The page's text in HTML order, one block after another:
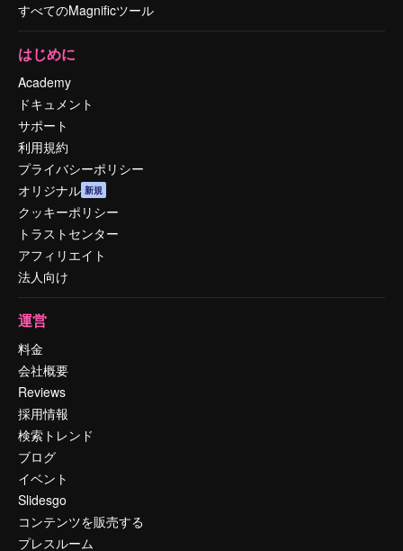
すべてのMagnificツール
はじめに
Academy
ドキュメント
サポート
利用規約
プライバシーポリシー
オリジナル 新規
クッキーポリシー
トラストセンター
アフィリエイト
法人向け
運営
料金
会社概要
Reviews
採用情報
検索トレンド
ブログ
イベント
Slidesgo
コンテンツを販売する
プレスルーム